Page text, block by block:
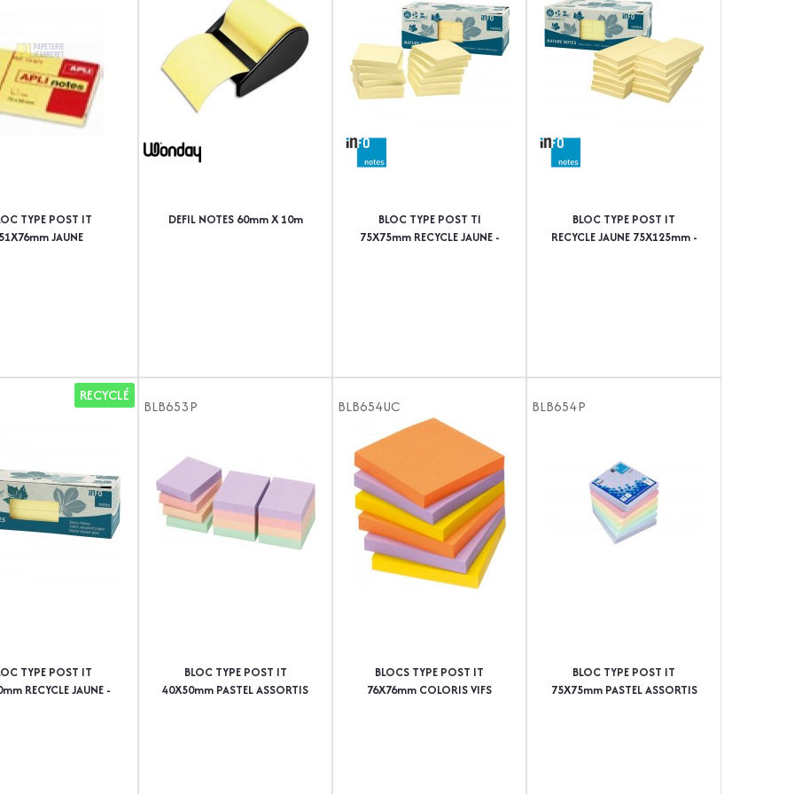
TYPE POST IT
JAUNE
DEFIL NOTES 60mm X 10m
BLOC TYPE POST TI
75X75mm RECYCLE JAUNE -
BLOC TYPE POST IT
RECYCLE JAUNE 75X125mm -
RECYCLÉ
TYPE POST IT
RECYCLE JAUNE -
BLB653P
BLOC TYPE POST IT
40X50mm PASTEL ASSORTIS
BLB654UC
BLOCS TYPE POST IT
76X76mm COLORIS VIFS
BLB654P
BLOC TYPE POST IT
75X75mm PASTEL ASSORTIS